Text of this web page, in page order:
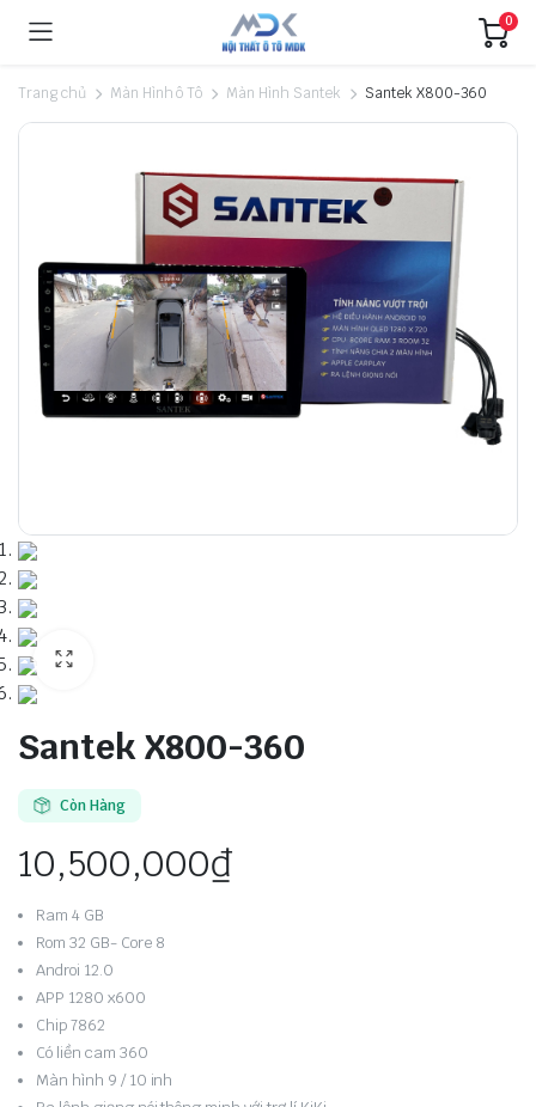
0
Trang chủ Màn Hình ô Tô Màn Hình Santek Santek X800-360
Santek X800-360
Còn Hàng
10,500,000₫
Ram 4 GB
Rom 32 GB- Core 8
Androi 12.0
APP 1280 x600
Chip 7862
Có liền cam 360
Màn hình 9 / 10 inh